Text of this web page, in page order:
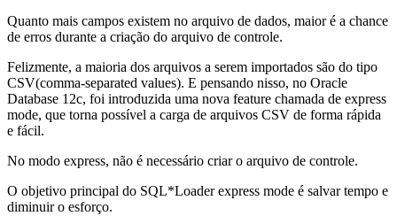
Quanto mais campos existem no arquivo de dados, maior é a chance
de erros durante a criação do arquivo de controle.
Felizmente, a maioria dos arquivos a serem importados são do tipo
CSV(comma-separated values). E pensando nisso, no Oracle
Database 12c, foi introduzida uma nova feature chamada de express
mode, que torna possível a carga de arquivos CSV de forma rápida
e fácil.
No modo express, não é necessário criar o arquivo de controle.
O objetivo principal do SQL*Loader express mode é salvar tempo e
diminuir o esforço.